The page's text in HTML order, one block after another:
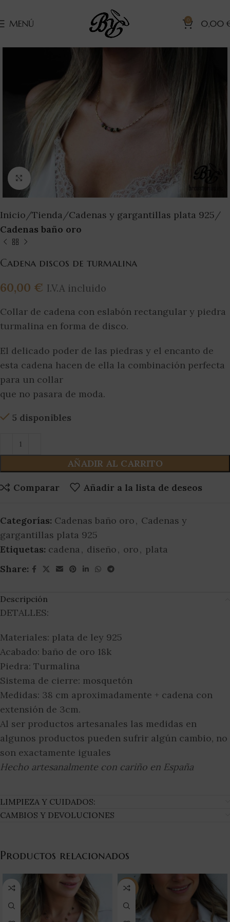
MENÚ 0 0,00
Clic para ampliar
Inicio Tienda
Cadenas y gargantillas plata 925
Cadenas baño oro
Cadena discos de turmalina
60,00 € I.V.A incluido
Collar de cadena con eslabón rectangular y piedra
turmalina en forma de disco.
El delicado poder de las piedras y el encanto de
esta cadena hacen de ella la combinación perfecta
para un collar
que no pasara de moda.
5 disponibles
AÑADIR AL CARRITO
Comparar Añadir a la lista de deseos
Categorías: Cadenas baño oro, Cadenas y
gargantillas plata 925
Etiquetas: cadena, diseño, oro, plata
Share:
Descripción
DETALLES:
Materiales: plata de ley 925
Acabado: baño de oro 18k
Piedra: Turmalina
Sistema de cierre: mosquetón
Medidas: 38 cm aproximadamente + cadena con
extensión de 3cm.
Al ser productos artesanales las medidas en
algunos productos pueden sufrir algún cambio, no
son exactamente iguales
Hecho artesanalmente con cariño en España
LIMPIEZA Y CUIDADOS:
CAMBIOS Y DEVOLUCIONES
Productos relacionados
-25%